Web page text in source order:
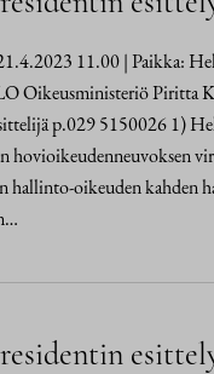
11.00 | Paikka:
Oikeusministeriö Piritta
p.029 5150026 1)
hovioikeudenneuvoksen
hallinto-oikeuden kahden
esittely